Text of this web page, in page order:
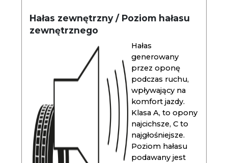
Hałas zewnętrzny / Poziom hałasu
zewnętrznego
Hałas
generowany
przez oponę
podczas ruchu,
wpływający na
komfort jazdy.
Klasa A, to opony
najcichsze, C to
najgłośniejsze.
Poziom hałasu
podawany jest